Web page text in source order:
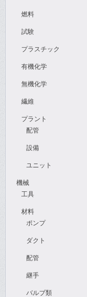
燃料
試験
プラスチック
有機化学
無機化学
繊維
プラント
配管
設備
ユニット
機械
工具
材料
ポンプ
ダクト
配管
継手
バルブ類